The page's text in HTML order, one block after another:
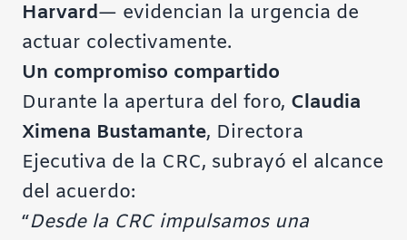
Harvard— evidencian la urgencia de
actuar colectivamente.
Un compromiso compartido
Durante la apertura del foro, Claudia
Ximena Bustamante, Directora
Ejecutiva de la CRC, subrayó el alcance
del acuerdo:
“Desde la CRC impulsamos una